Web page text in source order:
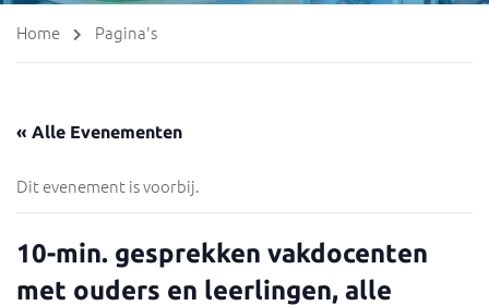
Home Pagina's
« Alle Evenementen
Dit evenement is voorbij.
10-min. gesprekken vakdocenten
met ouders en leerlingen, alle